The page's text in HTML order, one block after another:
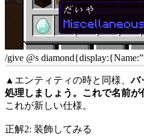
/give @s diamond{display:{Name:”
▲エンティティの時と同様、バ
処理しましょう。これで名前が
これが新しい仕様。
正解2: 装飾してみる